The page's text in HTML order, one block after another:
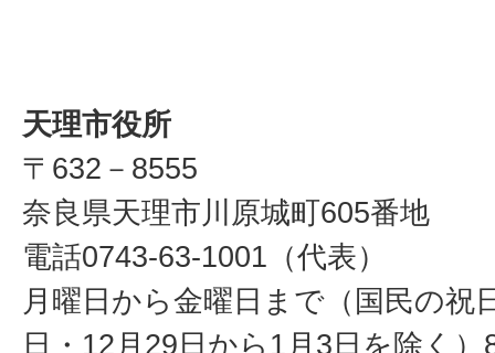
天理市役所
〒632－8555
奈良県天理市川原城町605番地
電話0743-63-1001（代表）
月曜日から金曜日まで（国民の祝
日・12月29日から1月3日を除く